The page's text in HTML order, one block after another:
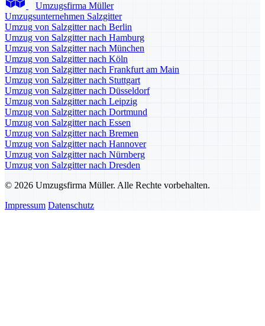
Umzugsfirma Müller
Umzugsunternehmen Salzgitter
Umzug von Salzgitter nach Berlin
Umzug von Salzgitter nach Hamburg
Umzug von Salzgitter nach München
Umzug von Salzgitter nach Köln
Umzug von Salzgitter nach Frankfurt am Main
Umzug von Salzgitter nach Stuttgart
Umzug von Salzgitter nach Düsseldorf
Umzug von Salzgitter nach Leipzig
Umzug von Salzgitter nach Dortmund
Umzug von Salzgitter nach Essen
Umzug von Salzgitter nach Bremen
Umzug von Salzgitter nach Hannover
Umzug von Salzgitter nach Nürnberg
Umzug von Salzgitter nach Dresden
© 2026 Umzugsfirma Müller. Alle Rechte vorbehalten.
Impressum Datenschutz